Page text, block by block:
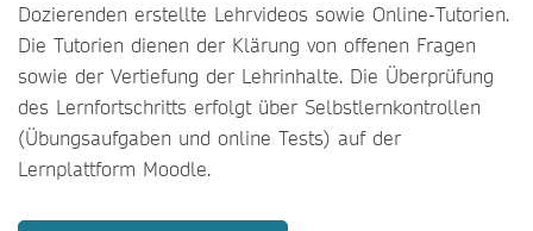
Dozierenden erstellte Lehrvideos sowie Online-Tutorien.
Die Tutorien dienen der Klärung von offenen Fragen
sowie der Vertiefung der Lehrinhalte. Die Überprüfung
des Lernfortschritts erfolgt über Selbstlernkontrollen
(Übungsaufgaben und online Tests) auf der
Lernplattform Moodle.